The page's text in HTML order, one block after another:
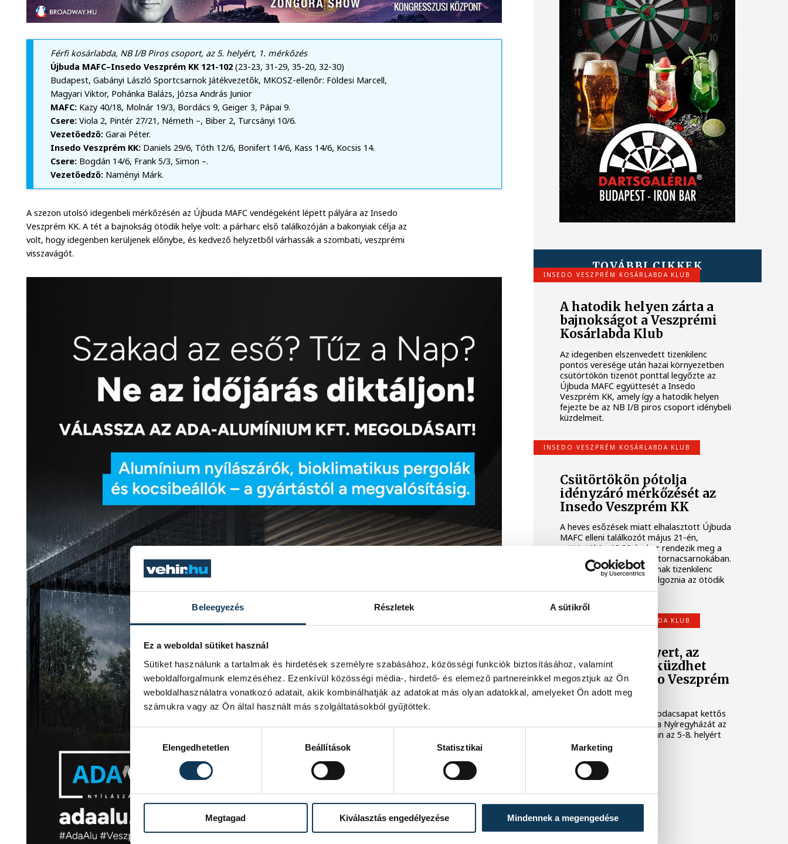
Beleegyezés Részletek A sütikről
Ez a weboldal sütiket használ
Sütiket használunk a tartalmak és hirdetések személyre szabásához, közösségi funkciók biztosításához, valamint
weboldalforgalmunk elemzéséhez. Ezenkívül közösségi média-, hirdető- és elemező partnereinkkel megosztjuk az Ön
weboldalhasználatra vonatkozó adatait, akik kombinálhatják az adatokat más olyan adatokkal, amelyeket Ön adott meg
számukra vagy az Ön által használt más szolgáltatásokból gyűjtöttek.
Elengedhetetlen
Beállítások Statisztikai Marketing
Megtagad Kiválasztás engedélyezése Mindennek a megengedése
Férfi kosárlabda, NB I/B Piros csoport, az 5. helyért, 1. mérkőzés
Újbuda MAFC–Insedo Veszprém KK 121-102 (23-23, 31-29, 35-20, 32-30)
Budapest, Gabányi László Sportcsarnok Játékvezetők, MKOSZ-ellenőr: Földesi Marcell,
Magyari Viktor, Pohánka Balázs, Józsa András Junior
MAFC: Kazy 40/18, Molnár 19/3, Bordács 9, Geiger 3, Pápai 9.
Csere: Viola 2, Pintér 27/21, Németh –, Biber 2, Turcsányi 10/6.
Vezetőedző: Garai Péter.
Insedo Veszprém KK: Daniels 29/6, Tóth 12/6, Bonifert 14/6, Kass 14/6, Kocsis 14.
Csere: Bogdán 14/6, Frank 5/3, Simon –.
Vezetőedző: Naményi Márk.
A szezon utolsó idegenbeli mérkőzésén az Újbuda MAFC vendégeként lépett pályára az Insedo
Veszprém KK. A tét a bajnokság ötödik helye volt: a párharc első találkozóján a bakonyiak célja az
volt, hogy idegenben kerüljenek előnybe, és kedvező helyzetből várhassák a szombati, veszprémi
visszavágót.
TOVÁBBI CIKKEK
INSEDO VESZPRÉM KOSÁRLABDA KLUB
A hatodik helyen zárta a
bajnokságot a Veszprémi
Kosárlabda Klub
Az idegenben elszenvedett tizenkilenc
pontos veresége után hazai környezetben
csütörtökön tizenöt ponttal legyőzte az
Újbuda MAFC együttesét a Insedo
Veszprém KK, amely így a hatodik helyen
fejezte be az NB I/B piros csoport idénybeli
küzdelmeit.
INSEDO VESZPRÉM KOSÁRLABDA KLUB
Csütörtökön pótolja
idényzáró mérkőzését az
Insedo Veszprém KK
A heves esőzések miatt elhalasztott Újbuda
MAFC elleni találkozót május 21-én,
csütörtökön 18.00 órakor rendezik meg a
Vetési Albert Gimnázium tornacsarnokában.
Az Insedo Veszprém KK-nak tizenkilenc
pontos hátrányt kell ledolgoznia az ötödik
hely megszerzéséhez.
INSEDO VESZPRÉM KOSÁRLABDA KLUB
Idegenben is nyert, az
ötödik helyért küzdhet
tovább az Insedo Veszprém
KK
A veszprémi férfi kosárlabdacsapat kettős
győzelemmel múlta felül a Nyíregyházát az
NB I/B Piros csoportjában az 5-8. helyért
kiírt párharcban.